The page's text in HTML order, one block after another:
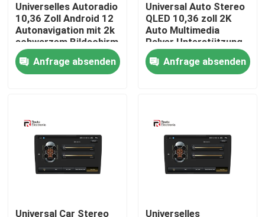
Qualitätskontrolle
Kontakt
Alle Fälle
Referenzen
Android-Autoradio-Stereoanlage
Universelles Autoradio
10,36 Zoll Android 12
Autonavigation mit 2k
schwarzem Bildschirm
4G DSP
Anfrage absenden
Universal Auto Stereo
QLED 10,36 zoll 2K
Auto Multimedia
Palyer Unterstützung
4G DSP Integrierte
360 ​​Vogel Ansicht
system
Anfrage absenden
Universal Car Stereo Universelles